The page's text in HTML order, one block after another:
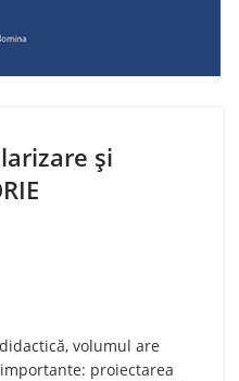
și
volumul are
proiectarea